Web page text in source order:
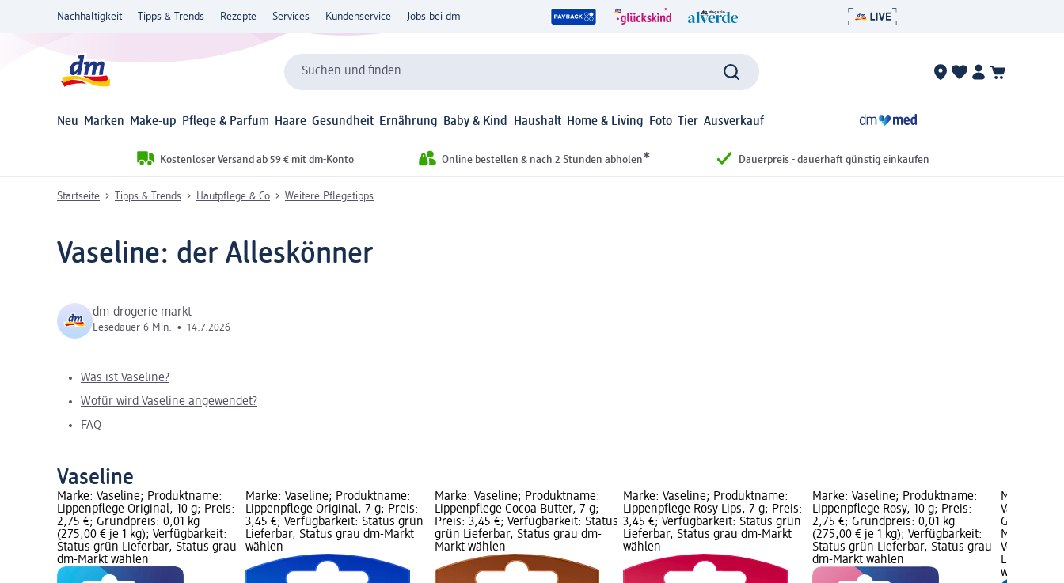
Nachhaltigkeit Tipps & Trends Rezepte Services Kundenservice Jobs bei dm
Suchen und finden
Neu Marken Make-up Pflege & Parfum Haare Gesundheit Ernährung Baby & Kind Haushalt Home & Living Foto Tier Ausverkauf
Kostenloser Versand ab 59 € mit dm-Konto Online bestellen & nach 2 Stunden abholen* Dauerpreis - dauerhaft günstig einkaufen
Startseite Tipps & Trends Hautpflege & Co Weitere Pflegetipps
Vaseline: der Alleskönner
dm-drogerie markt
Lesedauer 6 Min. • 14.7.2026
Was ist Vaseline?
Wofür wird Vaseline angewendet?
FAQ
Vaseline
Marke: Vaseline; Produktname:
Lippenpflege Original, 10 g; Preis:
2,75 €; Grundpreis: 0,01 kg
(275,00 € je 1 kg); Verfügbarkeit:
Status grün Lieferbar, Status grau
dm-Markt wählen
Marke: Vaseline; Produktname:
Lippenpflege Original, 7 g; Preis:
3,45 €; Verfügbarkeit: Status grün
Lieferbar, Status grau dm-Markt
wählen
Marke: Vaseline; Produktname:
Lippenpflege Cocoa Butter, 7 g;
Preis: 3,45 €; Verfügbarkeit: Status
grün Lieferbar, Status grau dm-
Markt wählen
Marke: Vaseline; Produktname:
Lippenpflege Rosy Lips, 7 g; Preis:
3,45 €; Verfügbarkeit: Status grün
Lieferbar, Status grau dm-Markt
wählen
Marke: Vaseline; Produktname:
Lippenpflege Rosy, 10 g; Preis:
2,75 €; Grundpreis: 0,01 kg
(275,00 € je 1 kg); Verfügbarkeit:
Status grün Lieferbar, Status grau
dm-Markt wählen
Marke:
Vaseline,
Marke von
Lieferbar,
wählen